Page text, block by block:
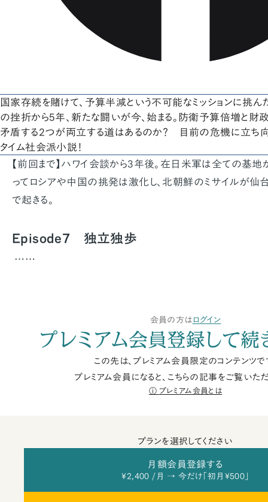
国家存続を賭けて、予算半減という不可能なミッションに挑んだ
の挫折から5年、新たな闘いが今、始まる。防衛予算倍増と
矛盾する2つが両立する道はあるのか？ 目前の危機に立ち向
タイム社会派小説！
【前回まで】ハワイ会談から3年後。在日米軍は全ての基地
ってロシアや中国の挑発は激化し、北朝鮮のミサイルが仙
で起きる。
Episode7 独立独歩
……
会員の方は ログイン
プレミアム会員登録して続
この先は、プレミアム会員限定のコンテンツで
プレミアム会員になると、こちらの記事をご覧いただ
プレミアム会員とは
プランを選択してください
月額会員登録する
¥2,400 /月 → 今だけ「初月¥500」